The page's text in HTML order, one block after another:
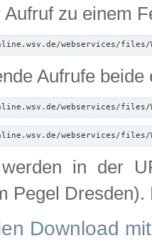
zu einem
webservices/files/
Aufrufe beide
webservices/files/
webservices/files/
in der
Pegel
Download